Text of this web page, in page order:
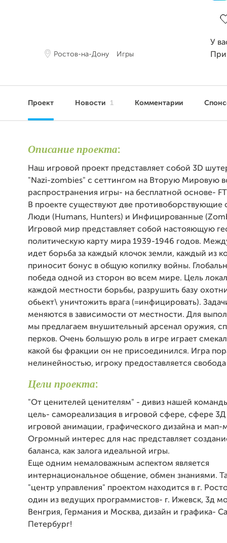
Ростов-на-Дону Игры
У
Проект Новости 1 Комментарии
Описание проекта:
Наш игровой проект представляет собой 3D
"Nazi-zombies" с сеттингом на Вторую Мировую
распространения игры- на бесплатной основе-
В проекте существуют две противоборствующие
Люди (Humans, Hunters) и Инфицированные
Игровой мир представляет собой настояющую
политическую карту мира 1939-1946 годов.
идет борьба за каждый клочок земли, каждый из
приносит бонус в общую копилку войны.
победа одной из сторон во всем мире. Цель
каждой местности борьбы, разрушить базу
обьект\ уничтожить врага (=инфицировать).
меняются в зависимости от местности. Для
мы предлагаем внушительный арсенал оружия,
перков. Очень большую роль в игре играет
какой бы фракции он не присоединился. Игра
нелинейностью, игроку предоставляется
Цели проекта:
"От ценителей ценителям" - дивиз нашей
цель- самореализация в игровой сфере, сфере
игровой анимации, графического дизайна и мап-
Огромный интерес для нас представляет
баланса, как залога идеальной игры.
Еще одним немаловажным аспектом является
интернациональное общение, обмен знаниями.
"центр управления" проектом находится в г.
один из ведущих программистов- г. Ижевск, 3д
Венгрия, Германия и Москва, дизайн и графика-
Петербург!